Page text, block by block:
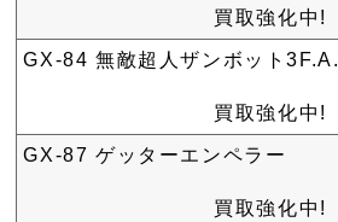
買取強化中!
GX-84 無敵超人ザンボット3F.A.
買取強化中!
GX-87 ゲッターエンペラー
買取強化中!